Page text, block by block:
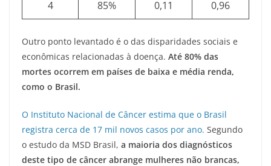
4 85% 0,11 0,96
Outro ponto levantado é o das disparidades sociais e
econômicas relacionadas à doença. Até 80% das
mortes ocorrem em países de baixa e média renda,
como o Brasil.
O Instituto Nacional de Câncer estima que o Brasil
registra cerca de 17 mil novos casos por ano. Segundo
o estudo da MSD Brasil, a maioria dos diagnósticos
deste tipo de câncer abrange mulheres não brancas,